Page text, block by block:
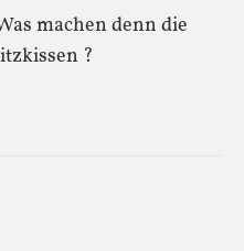
machen denn die
?